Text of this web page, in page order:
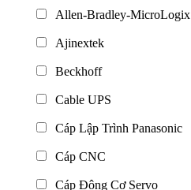
Allen-Bradley-MicroLogix
Ajinextek
Beckhoff
Cable UPS
Cáp Lập Trình Panasonic
Cáp CNC
Cáp Động Cơ Servo